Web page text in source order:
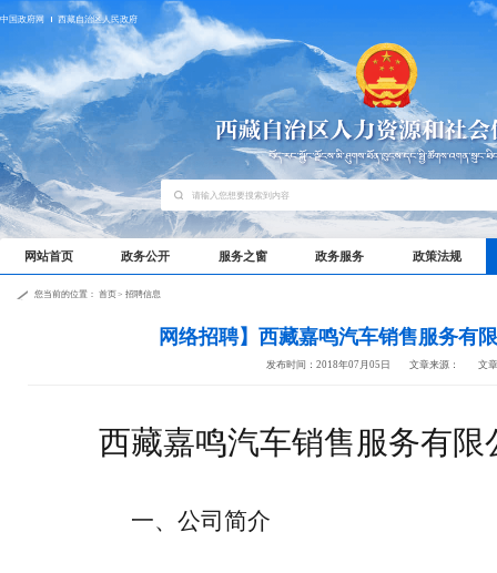
中国政府网 西藏自治区人民政府
网站首页 政务公开 服务之窗 政务服务 政策法规
您当前的位置： 首页> 招聘信息
网络招聘】西藏嘉鸣汽车销售服务有
发布时间：2018年07月05日 文章来源： 文
西藏嘉鸣汽车销售服务有限
一、公司简介